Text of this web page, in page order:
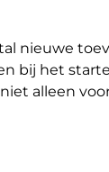
nieuwe
bij het
alleen